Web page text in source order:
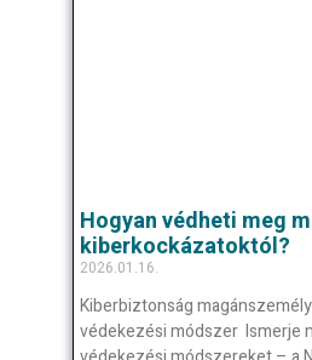
Hogyan védheti meg
kiberkockázatoktól?
2026.01.16.
Kiberbiztonság
védekezési módszer Ismerje